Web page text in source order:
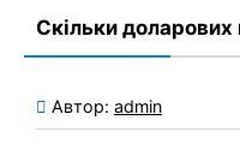
Скільки доларових
Автор: admin